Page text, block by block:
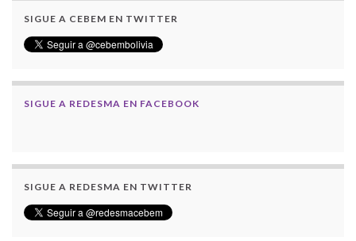
SIGUE A CEBEM EN TWITTER
SIGUE A REDESMA EN FACEBOOK
SIGUE A REDESMA EN TWITTER